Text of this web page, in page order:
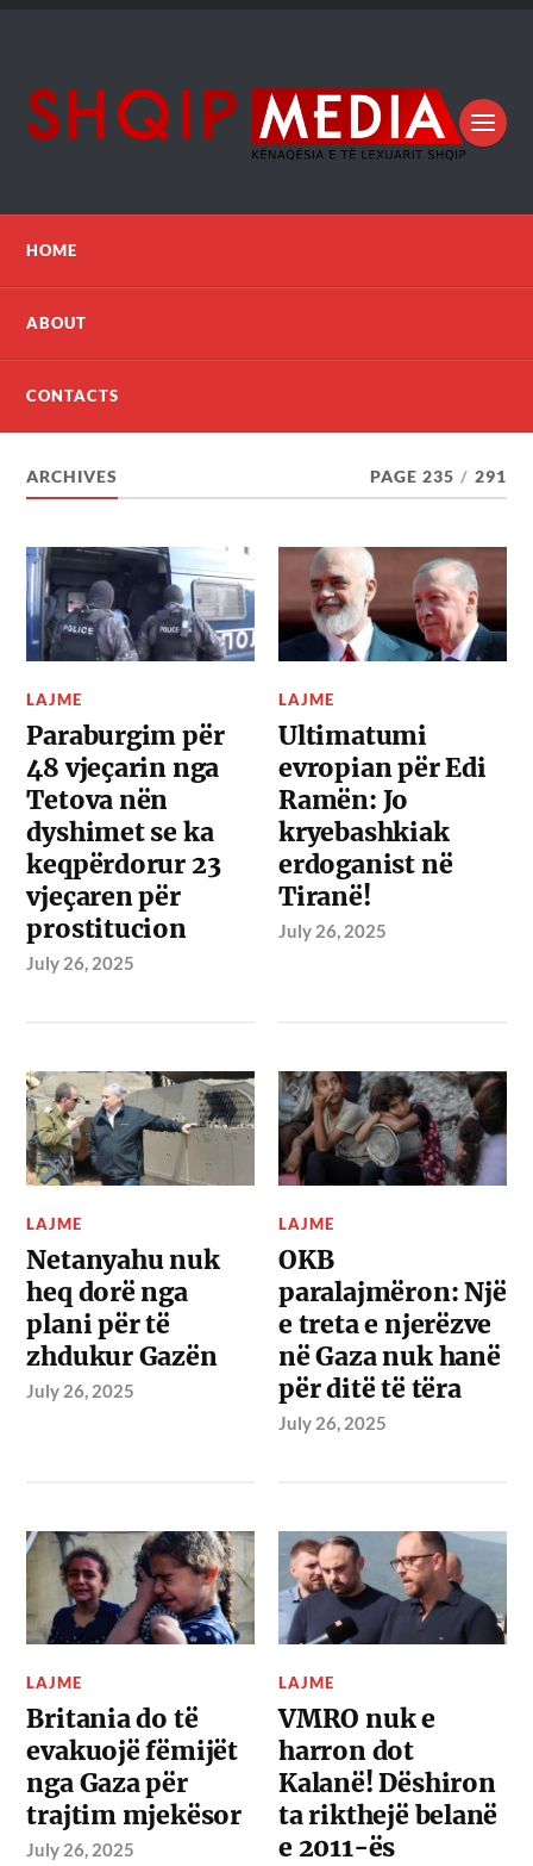
HOME
ABOUT
CONTACTS
ARCHIVES PAGE 235 / 291
LAJME
Paraburgim për
48 vjeçarin nga
Tetova nën
dyshimet se ka
keqpërdorur 23
vjeçaren për
prostitucion
July 26, 2025
LAJME
Ultimatumi
evropian për Edi
Ramën: Jo
kryebashkiak
erdoganist në
Tiranë!
July 26, 2025
LAJME
Netanyahu nuk
heq dorë nga
plani për të
zhdukur Gazën
July 26, 2025
LAJME
OKB
paralajmëron: Një
e treta e njerëzve
në Gaza nuk hanë
për ditë të tëra
July 26, 2025
LAJME
Britania do të
evakuojë fëmijët
nga Gaza për
trajtim mjekësor
July 26, 2025
LAJME
VMRO nuk e
harron dot
Kalanë! Dëshiron
ta rikthejë belanë
e 2011-ës